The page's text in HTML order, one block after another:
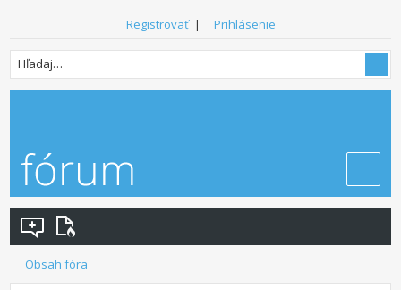
Registrovať| Prihlásenie
Obsah fóra